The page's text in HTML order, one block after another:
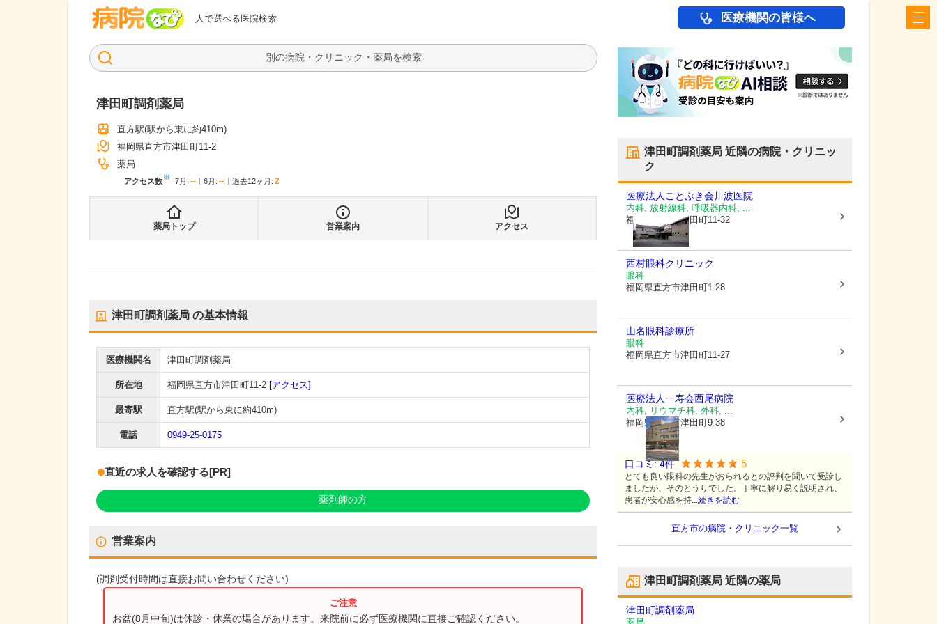
人で選べる医院検索
病院なび 医療機関の皆様へ
検索
津田町調剤薬局
直方駅(駅から東に約410m)
福岡県直方市津田町11-2
薬局
アクセス数※ 7月 : -- 6月 : -- 過去12ヶ月: 2
薬局トップ 営業案内 アクセス
津田町調剤薬局 の基本情報
医療機関名 津田町調剤薬局
所在地 福岡県直方市津田町11-2 [アクセス]
最寄駅 直方駅(駅から東に約410m)
電話 0949-25-0175
直近の求人を確認する[PR]
薬剤師の方
営業案内
(調剤受付時間は直接お問い合わせください)
お盆(8月中旬)は休診・休業の場合があります。来院前に必ず医療機関に直接ご確認ください。
津田町調剤薬局 近隣の病院・クリニッ
ク
医療法人ことぶき会川波医院
内科, 放射線科, 呼吸器内科, ...
福岡県直方市津田町11-32
西村眼科クリニック
眼科
福岡県直方市津田町1-28
山名眼科診療所
眼科
福岡県直方市津田町11-27
医療法人一寿会西尾病院
内科, リウマチ科, 外科, ...
福岡県直方市津田町9-38
口コミ:4件 5
とても良い眼科の先生がおられるとの評判を聞いて受診し
ましたが、そのとうりでした。丁寧に解り易く説明され、
患者が安心感を持...続きを読む
直方市の病院・クリニック一覧
津田町調剤薬局 近隣の薬局
津田町調剤薬局